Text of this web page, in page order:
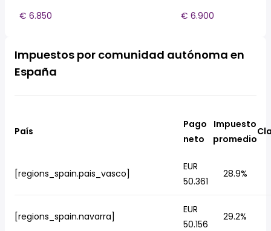
€ 6.850
€ 6.900
Impuestos por comunidad autónoma en
España
País
Pago
neto
Impuesto
promedio
[regions_spain.pais_vasco]
EUR
50.361
28.9%
[regions_spain.navarra]
EUR
50.156
29.2%